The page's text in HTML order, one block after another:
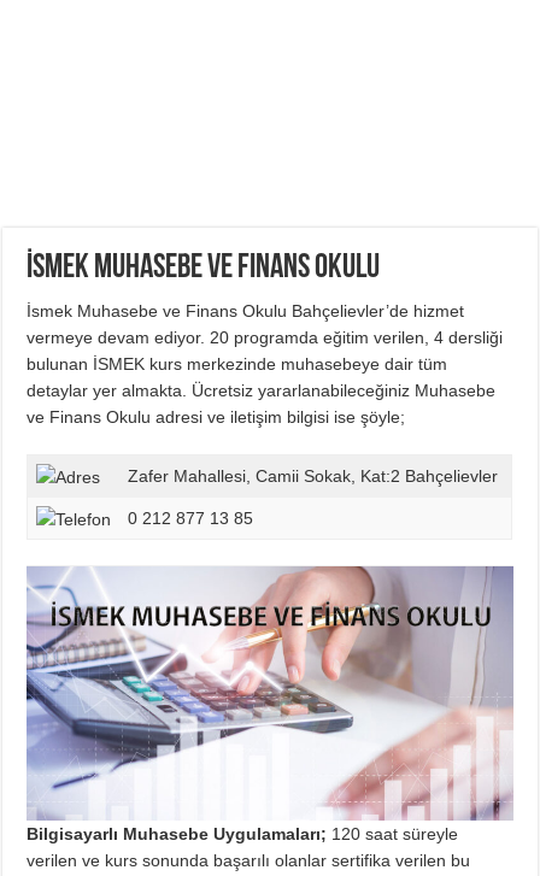
İSMEK Muhasebe ve Finans Okulu
İsmek Muhasebe ve Finans Okulu Bahçelievler’de hizmet
vermeye devam ediyor. 20 programda eğitim verilen, 4 dersliği
bulunan İSMEK kurs merkezinde muhasebeye dair tüm
detaylar yer almakta. Ücretsiz yararlanabileceğiniz Muhasebe
ve Finans Okulu adresi ve iletişim bilgisi ise şöyle;
Zafer Mahallesi, Camii Sokak, Kat:2 Bahçelievler
0 212 877 13 85
Bilgisayarlı Muhasebe Uygulamaları; 120 saat süreyle
verilen ve kurs sonunda başarılı olanlar sertifika verilen bu